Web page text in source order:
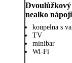
Dvoulůžkový
nealko nápoji
koupelna s
TV
minibar
Wi-Fi